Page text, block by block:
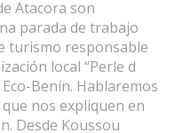
Atacora son
parada de trabajo
turismo responsable
local “Perle d
Benín. Hablaremos
nos expliquen en
Desde Koussou